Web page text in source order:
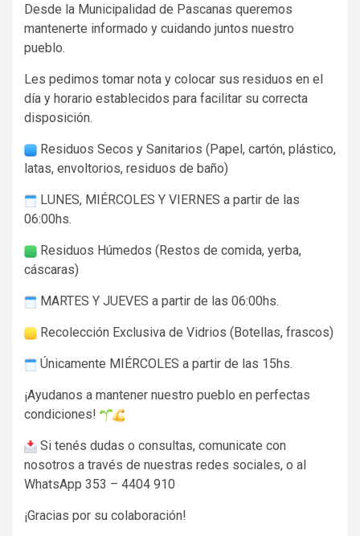
Desde la Municipalidad de Pascanas queremos
mantenerte informado y cuidando juntos nuestro
pueblo.
Les pedimos tomar nota y colocar sus residuos en el
día y horario establecidos para facilitar su correcta
disposición.
Residuos Secos y Sanitarios (Papel, cartón, plástico,
latas, envoltorios, residuos de baño)
LUNES, MIÉRCOLES Y VIERNES a partir de las
06:00hs.
Residuos Húmedos (Restos de comida, yerba,
cáscaras)
MARTES Y JUEVES a partir de las 06:00hs.
Recolección Exclusiva de Vidrios (Botellas, frascos)
Únicamente MIÉRCOLES a partir de las 15hs.
¡Ayudanos a mantener nuestro pueblo en perfectas
condiciones!
Si tenés dudas o consultas, comunicate con
nosotros a través de nuestras redes sociales, o al
WhatsApp 353 – 4404 910
¡Gracias por su colaboración!